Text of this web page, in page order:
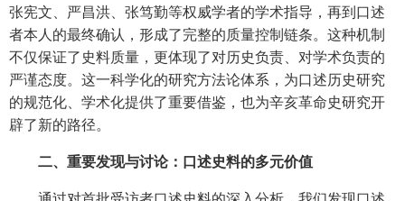
张宪文、严昌洪、张笃勤等权威学者的学术指导，再到口述
者本人的最终确认，形成了完整的质量控制链条。这种机制
不仅保证了史料质量，更体现了对历史负责、对学术负责的
严谨态度。这一科学化的研究方法论体系，为口述历史研究
的规范化、学术化提供了重要借鉴，也为辛亥革命史研究开
辟了新的路径。
二、重要发现与讨论：口述史料的多元价值